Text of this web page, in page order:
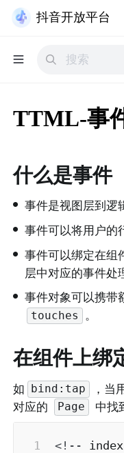
抖音开放平台
TTML-事
什么是事件
• 事件是视图层到逻
• 事件可以将用户的
• 事件可以绑定在组
层中对应的事件处
• 事件对象可以携带
touches 。
在组件上绑
如 bind:tap
，当
对应的
Page 中找
< ! -- index